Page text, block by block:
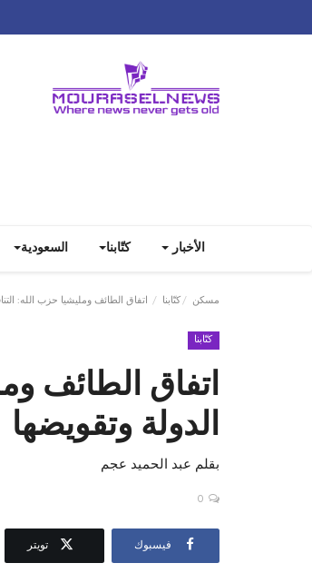
الأخبار كتّابنا السعودية
مسكن كتّابنا اتفاق الطائف ومليشيا حزب الله:
كتّابنا
اتفاق الطائف
الدولة وتقويضها
بقلم عبد الحميد عجم
0
فيسبوك تويتر